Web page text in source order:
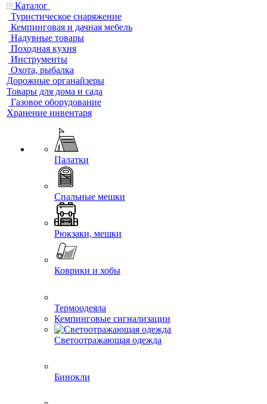
Каталог
Туристическое снаряжение
Кемпинговая и дачная мебель
Надувные товары
Походная кухня
Инструменты
Охота, рыбалка
Дорожные органайзеры
Товары для дома и сада
Газовое оборудование
Хранение инвентаря
Палатки
Спальные мешки
Рюкзаки, мешки
Коврики и хобы
Термоодеяла
Кемпинговые сигнализации
Светоотражающая одежда
Бинокли